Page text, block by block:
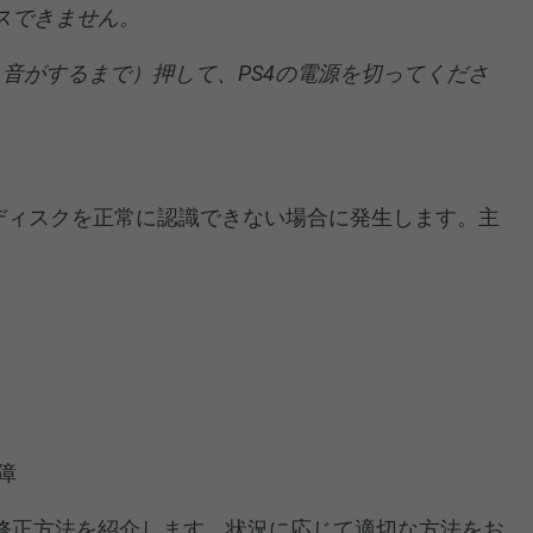
きません。
がするまで）押して、PS4の電源を切ってくださ
スクを正常に認識できない場合に発生します。主